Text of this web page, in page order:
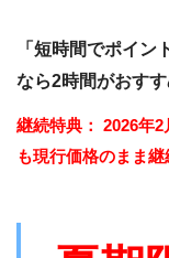
「短時間でポイ
なら2時間がおすす
継続特典：
2026年2
も現行価格のまま継